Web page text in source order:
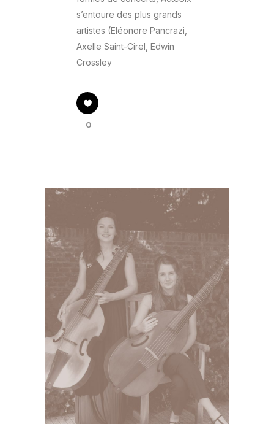
s’entoure des plus grands
artistes (Eléonore Pancrazi,
Axelle Saint-Cirel, Edwin
Crossley
0